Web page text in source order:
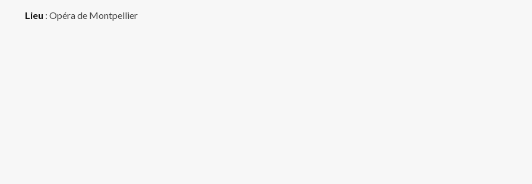
Lieu : Opéra de Montpellier